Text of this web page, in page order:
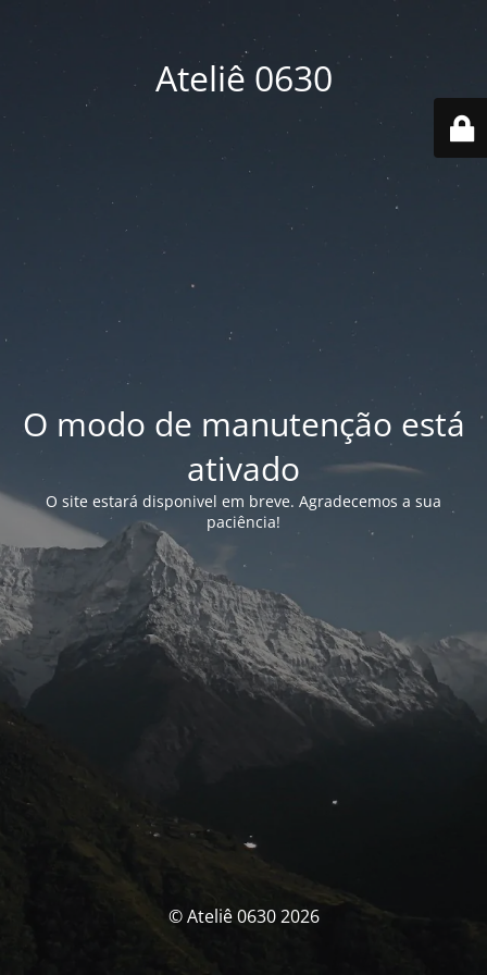
Ateliê 0630
O modo de manutenção está
ativado
O site estará disponivel em breve. Agradecemos a sua
paciência!
© Ateliê 0630 2026